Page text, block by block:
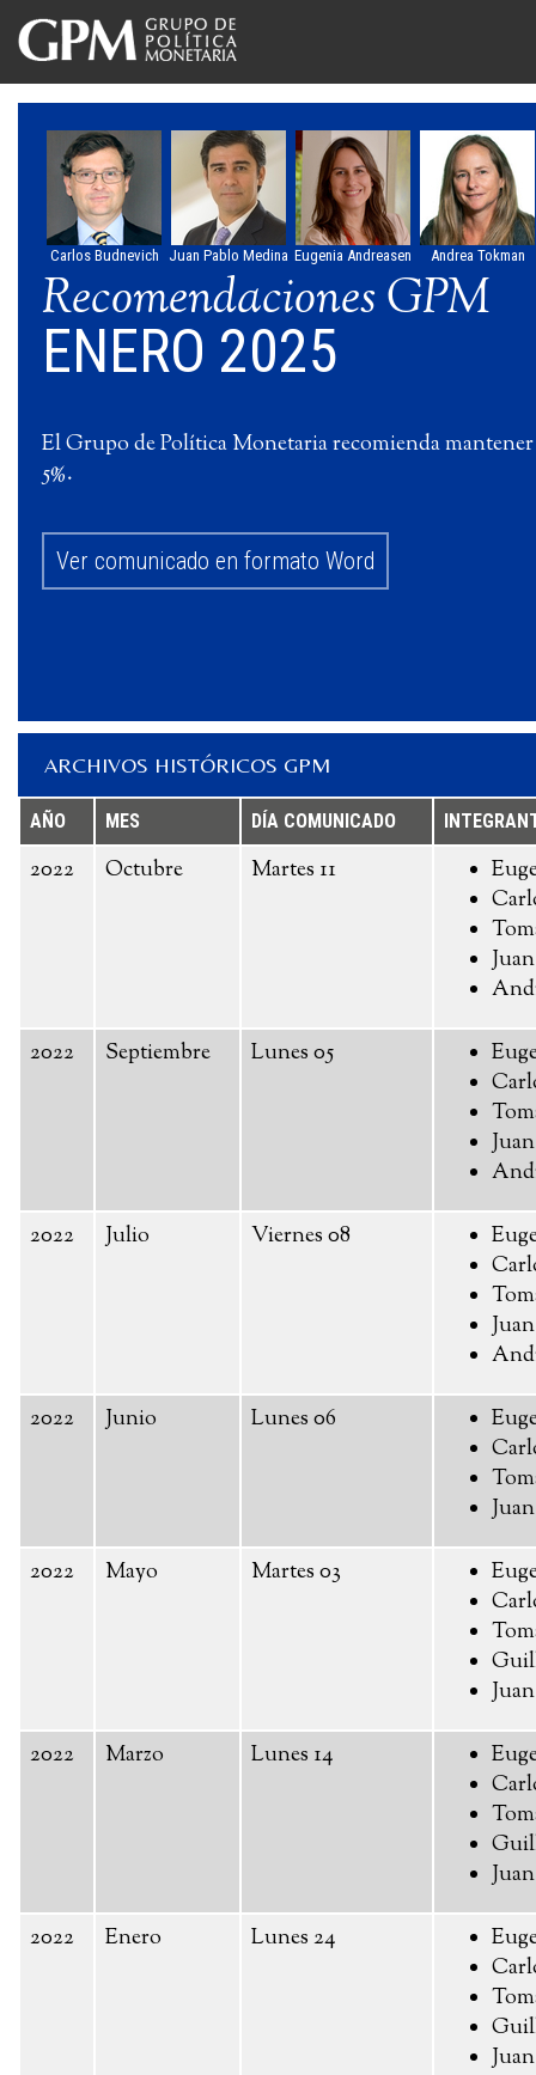
Carlos Budnevich Juan Pablo Medina Eugenia Andreasen Andrea Tokman
Recomendaciones GPM
ENERO 2025
El Grupo de Política Monetaria recomienda
5%.
Ver comunicado en formato Word
ARCHIVOS HISTÓRICOS GPM
AÑO MES DÍA COMUNICADO
2022 Octubre Martes 11
2022 Septiembre Lunes 05
2022 Julio Viernes 08
2022 Junio Lunes 06
2022 Mayo Martes 03
2022 Marzo Lunes 14
2022 Enero Lunes 24